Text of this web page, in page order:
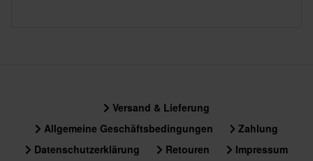
Versand & Lieferung
Allgemeine Geschäftsbedingungen
Zahlung
Datenschutzerklärung
Retouren
Impressum